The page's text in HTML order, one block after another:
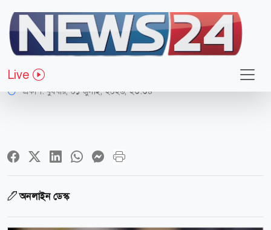
Live
অর্থ-বাণিজ্য
নগদ অর্থ ও স্বর্ণ বহনে নতুন নিয়ম সৌদির
প্রকাশ:বুধবার, ০১ জুলাই, ২০২৬, ২৩:৩৪
অনলাইন ডেস্ক